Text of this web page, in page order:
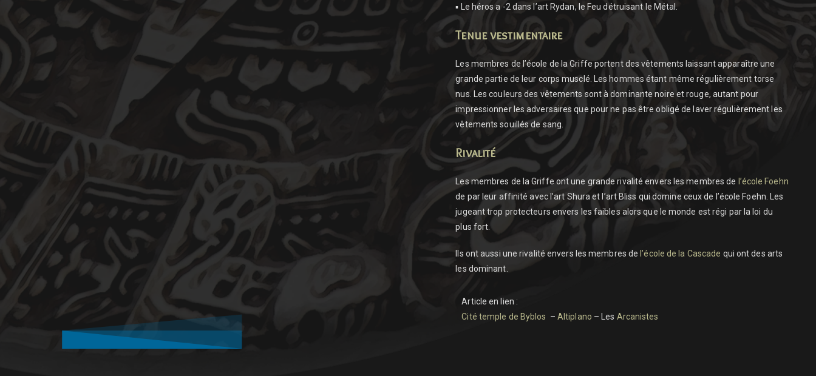
▪ Le héros a -2 dans l’art Rydan, le Feu détruisant le Métal.
Tenue vestimentaire
Les membres de l’école de la Griffe portent des vêtements laissant apparaître une
grande partie de leur corps musclé. Les hommes étant même régulièrement torse
nus. Les couleurs des vêtements sont à dominante noire et rouge, autant pour
impressionner les adversaires que pour ne pas être obligé de laver régulièrement les
vêtements souillés de sang.
Rivalité
Les membres de la Griffe ont une grande rivalité envers les membres de l’école Foehn
de par leur affinité avec l’art Shura et l’art Bliss qui domine ceux de l’école Foehn. Les
jugeant trop protecteurs envers les faibles alors que le monde est régi par la loi du
plus fort.
Ils ont aussi une rivalité envers les membres de l’école de la Cascade qui ont des arts
les dominant.
Article en lien :
Cité temple de Byblos – Altiplano – Les Arcanistes